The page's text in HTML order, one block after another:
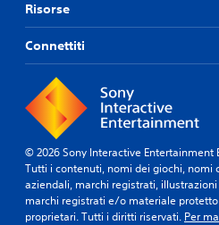
Risorse
Connettiti
© 2026 Sony Interactive Entertainment
Tutti i contenuti, nomi dei giochi,
aziendali, marchi registrati,
marchi registrati e/o materiale
proprietari. Tutti i diritti riservati. Per